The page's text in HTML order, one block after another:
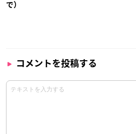
で）
コメントを投稿する